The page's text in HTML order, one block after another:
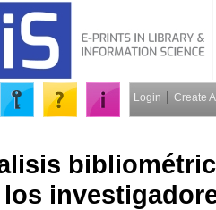
Login Create
los